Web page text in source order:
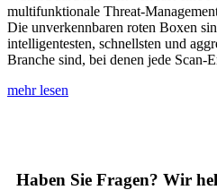
multifunktionale Threat-
Die unverkennbaren roten Boxen
intelligentesten, schnellsten und
Branche sind, bei denen jede Scan-
mehr lesen
Haben Sie Fragen? Wir